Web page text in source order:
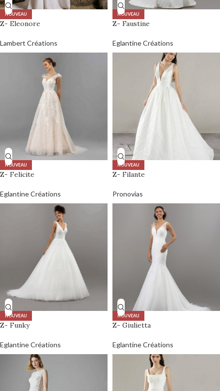
NOUVEAU
Z- Eleonore
Lambert Créations
NOUVEAU
Z- Faustine
Eglantine Créations
NOUVEAU
Z- Felicite
Eglantine Créations
NOUVEAU
Z- Filante
Pronovias
NOUVEAU
Z- Funky
Eglantine Créations
NOUVEAU
Z- Giulietta
Eglantine Créations